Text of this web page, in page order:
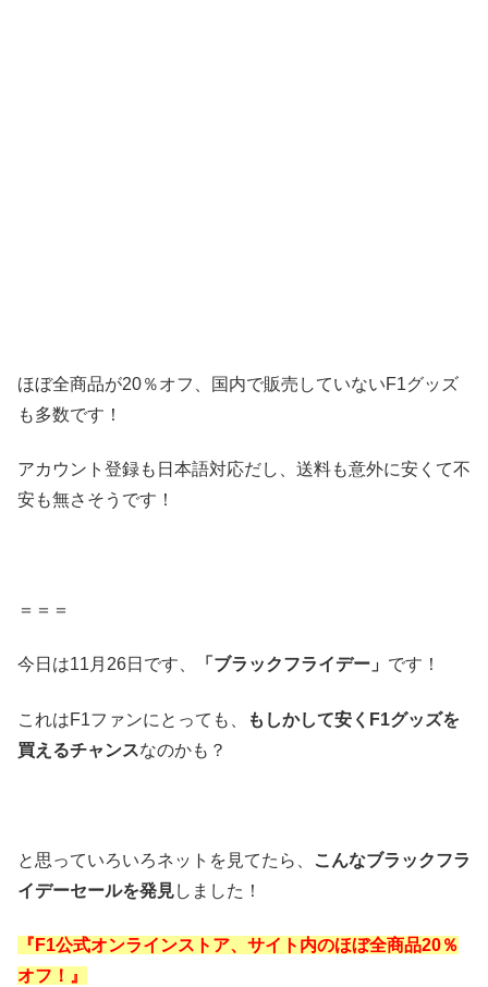
ほぼ全商品が20％オフ、国内で販売していないF1グッズ
も多数です！
アカウント登録も日本語対応だし、送料も意外に安くて不
安も無さそうです！
＝＝＝
今日は11月26日です、 「ブラックフライデー」 です！
これはF1ファンにとっても、
もしかして安くF1グッズを
買えるチャンスなのかも？
と思っていろいろネットを見てたら、
こんなブラックフラ
イデーセールを発見しました！
『F1公式オンラインストア、サイト内のほぼ全商品20％
オフ！』